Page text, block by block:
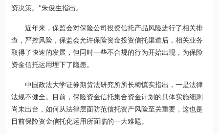
资决策。”朱俊生指出。
近年来，保监会对保险公司投资信托产品风险进行了相关排
查，严控风险，保监会允许保险资金投资信托渠道后，相关业务
取得了快速的发展，但同时一些不合规的行为开始出现，为保险
资金信托运用埋下了隐患。
中国政法大学证券期货法研究所所长梅慎实指出，一是法律
法规不健全。目前，保险资金信托集合资金计划的具体实施细则
尚未出台，如何从法律层面防范信托资产风险至关重要，这也是
目前保险资金信托化运用所面临的一大难题。